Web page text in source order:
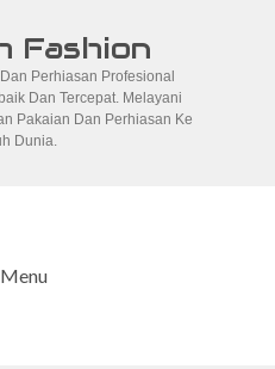
Fashion
Perhiasan Profesional
Dan Tercepat. Melayani
Pakaian Dan Perhiasan Ke
Dunia.
Menu